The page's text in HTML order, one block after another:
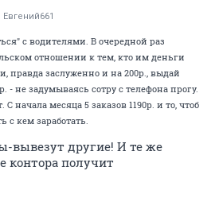
Евгений661
с водителями. В очередной раз
отношении к тем, кто им деньги
правда заслуженно и на 200р., выдай
- не задумываясь сотру с телефона прогу.
начала месяца 5 заказов 1190р. и то, чтоб
с кем заработать.
вывезут другие! И те же
контора получит